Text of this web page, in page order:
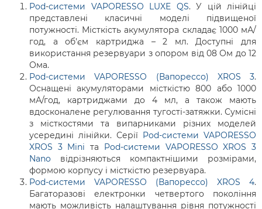
Pod-системи VAPORESSO LUXE QS. У цій лінійці
представлені класичні моделі підвищеної
потужності. Місткість акумулятора складає 1000 мА/
год, а об'єм картриджа – 2 мл. Доступні для
використання резервуари з опором від 08 Ом до 12
Ома.
Pod-системи VAPORESSO (Вапорессо) XROS 3.
Оснащені акумуляторами місткістю 800 або 1000
мА/год, картриджами до 4 мл, а також мають
вдосконалене регулювання тугості-затяжки. Сумісні
з місткостями та випарниками різних моделей
усередині лінійки. Серії Pod-системи VAPORESSO
XROS 3 Mini та Pod-системи VAPORESSO XROS 3
Nano відрізняються компактнішими розмірами,
формою корпусу і місткістю резервуара.
Pod-системи VAPORESSO (Вапорессо) XROS 4.
Багаторазові електронки четвертого покоління
мають можливість налаштування рівня потужності